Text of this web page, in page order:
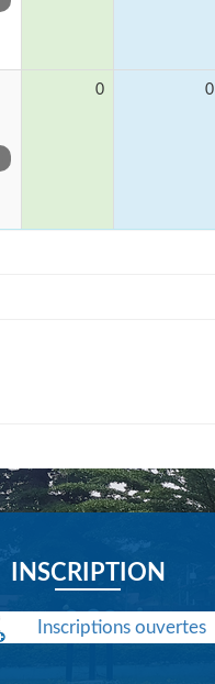
0 0
INSCRIPTION
Inscriptions ouvertes